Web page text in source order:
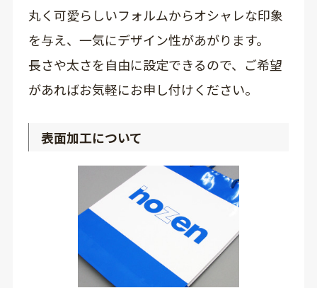
丸く可愛らしいフォルムからオシャレな印象
を与え、一気にデザイン性があがります。
長さや太さを自由に設定できるので、ご希望
があればお気軽にお申し付けください。
表面加工について